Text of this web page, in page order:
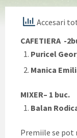
Accesari
CAFETIERA -
Puricel
Manica
MIXER– 1 buc.
Balan
Premiile se pot